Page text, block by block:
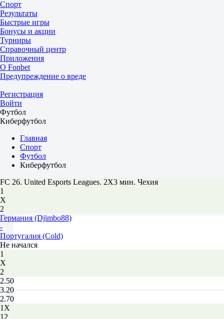
Спорт
Результаты
Быстрые игры
Бонусы и акции
Турниры
Справочный центр
Приложения
О Fonbet
Предупреждение о вреде
Регистрация
Войти
Футбол
Киберфутбол
Главная
Спорт
Футбол
Киберфутбол
FC 26. United Esports Leagues. 2X3 мин. Чехия
1
Х
2
Германия (Djimbo88)
-
Португалия (Cold)
Не начался
1
Х
2
2.50
3.20
2.70
1X
12